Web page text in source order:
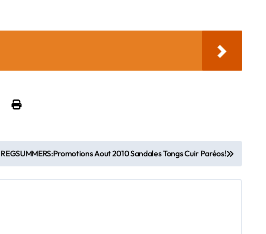
REGSUMMERS:Promotions Aout 2010 Sandales Tongs Cuir Paréos!